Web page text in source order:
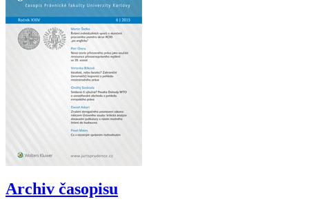
Archiv časopisu